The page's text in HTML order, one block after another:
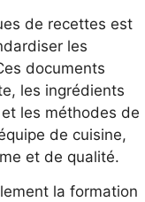
de recettes est
les
documents
les ingrédients
les méthodes de
de cuisine,
et de qualité.
la formation